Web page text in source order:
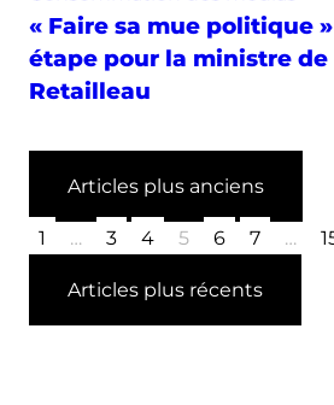
« Faire sa mue politique
étape pour la ministre de
Retailleau
Articles plus anciens
1 … 3 4 5 6 7 …
Articles plus récents